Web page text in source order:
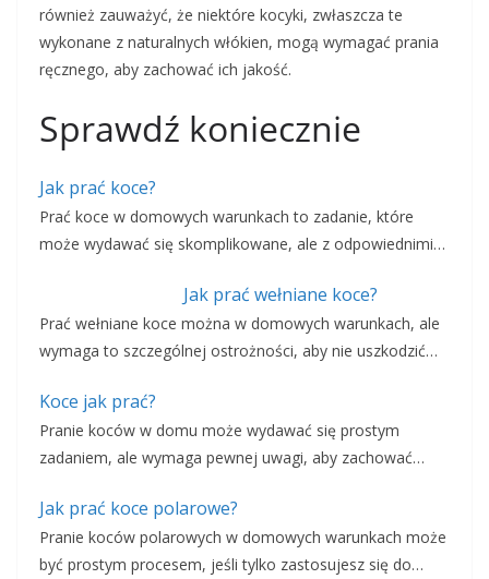
również zauważyć, że niektóre kocyki, zwłaszcza te
wykonane z naturalnych włókien, mogą wymagać prania
ręcznego, aby zachować ich jakość.
Sprawdź koniecznie
Jak prać koce?
Prać koce w domowych warunkach to zadanie, które
może wydawać się skomplikowane, ale z odpowiednimi…
Jak prać wełniane koce?
Prać wełniane koce można w domowych warunkach, ale
wymaga to szczególnej ostrożności, aby nie uszkodzić…
Koce jak prać?
Pranie koców w domu może wydawać się prostym
zadaniem, ale wymaga pewnej uwagi, aby zachować…
Jak prać koce polarowe?
Pranie koców polarowych w domowych warunkach może
być prostym procesem, jeśli tylko zastosujesz się do…